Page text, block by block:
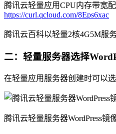
腾讯云轻量应用CPU内存带宽
https://curl.qcloud.com/8Eps6xac
腾讯云百科以轻量2核4G5M服
二：轻量服务器选择
在轻量应用服务器创建时可以
腾讯云轻量服务器WordPress镜